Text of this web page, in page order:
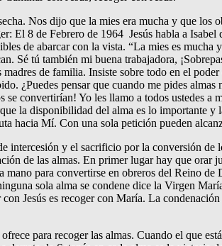
Nos dijo que la mies era mucha y que los
El 8 de Febrero de 1964 Jesús habla a
de abarcar con la vista. “La mies es
Sé tú también mi buena trabajadora,
de familia. Insiste sobre todo en el
¿Puedes pensar que cuando me pides
convertirían! Yo les llamo a todos ustedes
la disponibilidad del alma es lo importante
hacia Mí. Con una sola petición pueden
intercesión y el sacrificio por la
de las almas. En primer lugar hay que
mano para convertirse en obreros del Reino
sola alma se condene dice la Virgen
Jesús es recoger con María. La
para recoger las almas. Cuando el que